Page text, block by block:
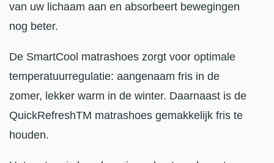
van uw lichaam aan en absorbeert bewegingen
nog beter.
De SmartCool matrashoes zorgt voor optimale
temperatuurregulatie: aangenaam fris in de
zomer, lekker warm in de winter. Daarnaast is de
QuickRefreshTM matrashoes gemakkelijk fris te
houden.